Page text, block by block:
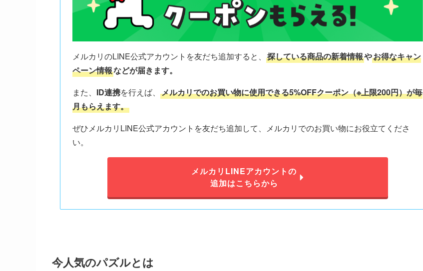
メルカリのLINE公式アカウントを友だち追加すると、 探している商品の新着情報やお得なキャン
ペーン情報などが届きます。
また、 ID連携を行えば、 メルカリでのお買い物に使用できる5%OFFクーポン（※上限200円）が毎
月もらえます。
ぜひメルカリLINE公式アカウントを友だち追加して、メルカリでのお買い物にお役立てくださ
い。
メルカリLINEアカウントの
追加はこちらから
今人気のパズルとは